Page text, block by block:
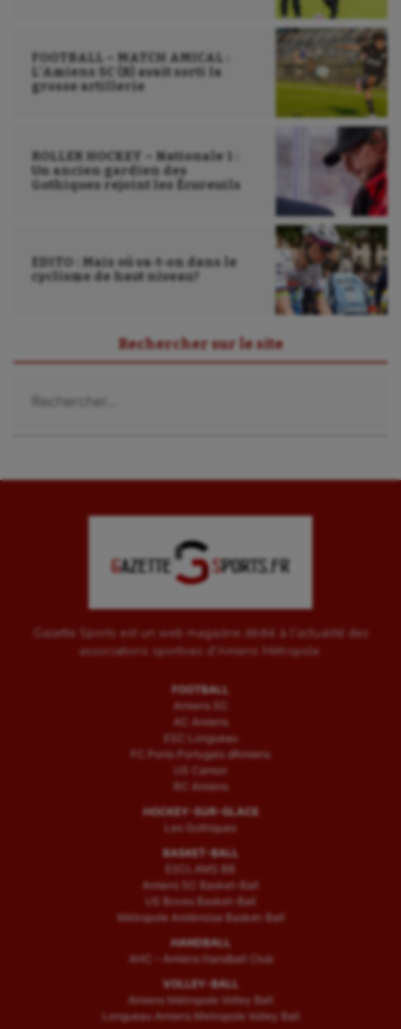
Water-polo
FOOTBALL – MATCH AMICAL :
L’Amiens SC (B) avait sorti la
grosse artillerie
ROLLER HOCKEY – Nationale 1 :
Un ancien gardien des
Gothiques rejoint les Écureuils
EDITO : Mais où va-t-on dans le
cyclisme de haut niveau?
Rechercher sur le site
Gazette Sports est un web magazine dédié à l'actualité des
associations sportives d'Amiens Métropole.
FOOTBALL
Amiens SC
AC Amiens
ESC Longueau
FC Porto Portugais d’Amiens
US Camon
RC Amiens
HOCKEY-SUR-GLACE
Les Gothiques
BASKET-BALL
ESCLAMS BB
Amiens SC Basket-Ball
US Boves Basket-Ball
Métropole Amiénoise Basket-Ball
HANDBALL
AHC – Amiens Handball Club
VOLLEY-BALL
Amiens Métropole Volley Ball
Longueau Amiens Metropole Volley Ball